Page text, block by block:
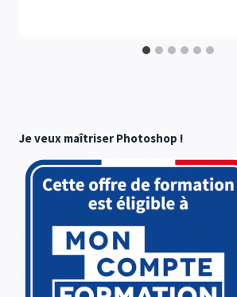
Je veux maîtriser Photoshop !